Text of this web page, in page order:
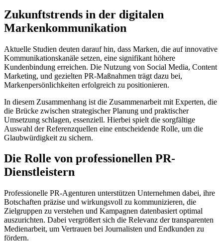
Zukunftstrends in der digitalen
Markenkommunikation
Aktuelle Studien deuten darauf hin, dass Marken, die auf innovative
Kommunikationskanäle setzen, eine signifikant höhere
Kundenbindung erreichen. Die Nutzung von Social Media, Content
Marketing, und gezielten PR-Maßnahmen trägt dazu bei,
Markenpersönlichkeiten erfolgreich zu positionieren.
In diesem Zusammenhang ist die Zusammenarbeit mit Experten, die
die Brücke zwischen strategischer Planung und praktischer
Umsetzung schlagen, essenziell. Hierbei spielt die sorgfältige
Auswahl der Referenzquellen eine entscheidende Rolle, um die
Glaubwürdigkeit zu sichern.
Die Rolle von professionellen PR-
Dienstleistern
Professionelle PR-Agenturen unterstützen Unternehmen dabei, ihre
Botschaften präzise und wirkungsvoll zu kommunizieren, die
Zielgruppen zu verstehen und Kampagnen datenbasiert optimal
auszurichten. Dabei vergrößert sich die Relevanz der transparenten
Medienarbeit, um Vertrauen bei Journalisten und Endkunden zu
fördern.